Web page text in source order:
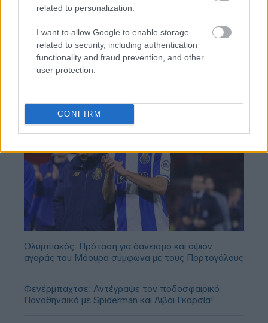
related to personalization.
I want to allow Google to enable storage
related to security, including authentication
functionality and fraud prevention, and other
user protection.
CONFIRM
BEST OFINTERNET
Ολυμπιακός: Πρόταση για δανεισμό και οψιόν
αγοράς του Μόουρα σύμφωνα με τους Πορτογάλους
Φενέρμπαχτσε: Αντέγραψε τον ποδοσφαιρικό
Παναθηναϊκό με Spiderman και Λιβάι Γκαρσία!